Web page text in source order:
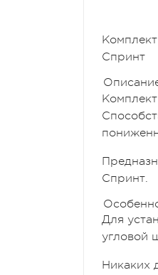
Спринт
Спринт.
Для
угловой
Никаких